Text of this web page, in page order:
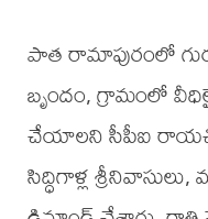
పాత రామాపురంలో
బృందం, గ్రామంలో
చేయాలని సీపీఐ
సిద్ధిగాళ్ల